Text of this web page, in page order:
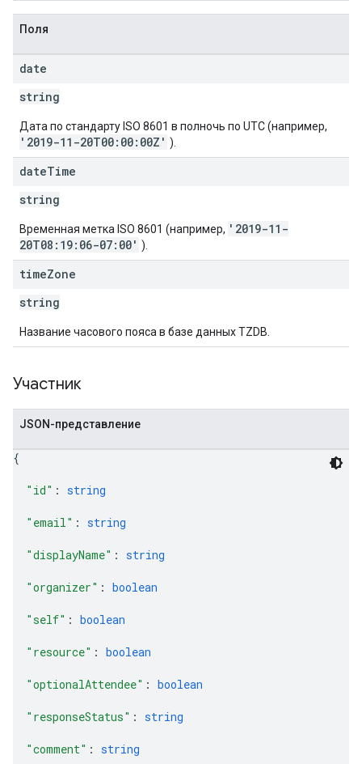
Поля
date
string
Дата по стандарту ISO 8601 в полночь по UTC (например,
'2019-11-20T00:00:00Z' ).
dateTime
string
Временная метка ISO 8601 (например, '2019-11-
20T08:19:06-07:00' ).
timeZone
string
Название часового пояса в базе данных TZDB.
Участник
JSON-представление
{
"id" : string
"email" : string
"displayName" : string
"organizer" : boolean
"self" : boolean
"resource" : boolean
"optionalAttendee" : boolean
"responseStatus" : string
"comment" : string